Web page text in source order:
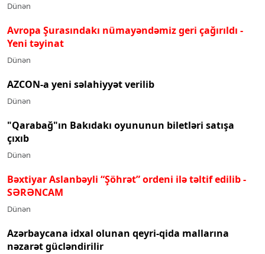
Dünən
Avropa Şurasındakı nümayəndəmiz geri çağırıldı -
Yeni təyinat
Dünən
AZCON-a yeni səlahiyyət verilib
Dünən
"Qarabağ"ın Bakıdakı oyununun biletləri satışa
çıxıb
Dünən
Bəxtiyar Aslanbəyli “Şöhrət” ordeni ilə təltif edilib-
SƏRƏNCAM
Dünən
Azərbaycana idxal olunan qeyri-qida mallarına
nəzarət gücləndirilir